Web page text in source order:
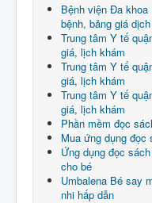
Bệnh viện Đa
bệnh, bảng giá
Trung tâm Y tế
giá, lịch khám
Trung tâm Y tế
giá, lịch khám
Trung tâm Y tế
giá, lịch khám
Phần mềm đọc
Mua ứng dụng đọc
Ứng dụng đọc
cho bé
Umbalena Bé say
nhi hấp dẫn